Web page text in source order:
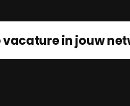
vacature in jouw